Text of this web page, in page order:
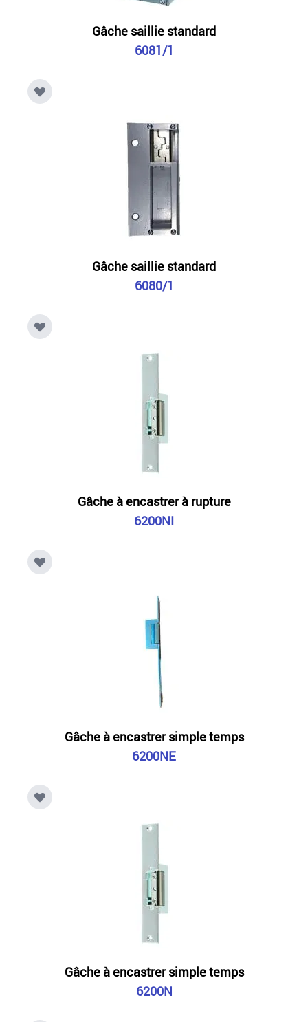
Gâche saillie standard
6081/1
Gâche saillie standard
6080/1
Gâche à encastrer à rupture
6200NI
Gâche à encastrer simple temps
6200NE
Gâche à encastrer simple temps
6200N